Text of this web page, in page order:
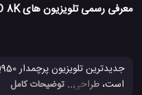
معرفی رسمی تلویزیون های QLED 8K سامسونگ در رویداد CES 2020
... توضیحات کامل